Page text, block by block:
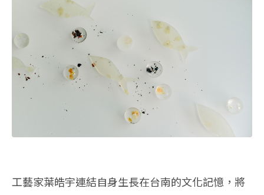
工藝家葉皓宇連結自身生長在台南的文化記憶，將